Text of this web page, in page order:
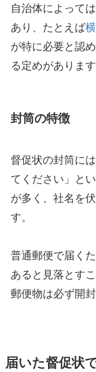
自治体によって
あり、たとえば
が特に必要と認
る定めがあります
封筒の特徴
督促状の封筒に
てください」と
が多く、社名を
す。
普通郵便で届く
あると見落とす
郵便物は必ず開
届いた督促状